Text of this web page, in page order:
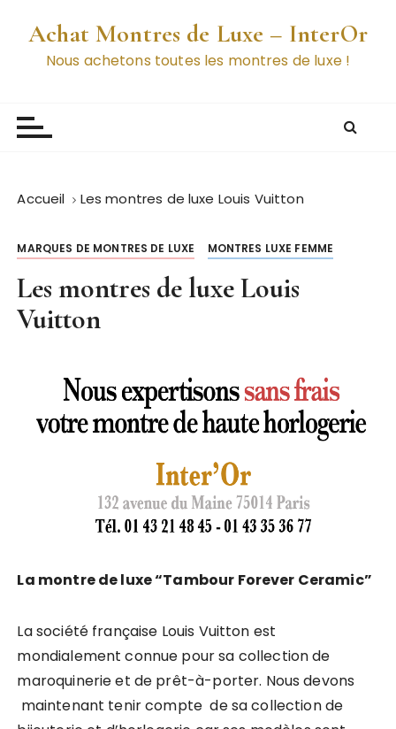
Achat Montres de Luxe – InterOr
Nous achetons toutes les montres de luxe !
Accueil Les montres de luxe Louis Vuitton
MARQUES DE MONTRES DE LUXE MONTRES LUXE FEMME
Les montres de luxe Louis
Vuitton
La montre de luxe “Tambour Forever Ceramic”
La société française Louis Vuitton est
mondialement connue pour sa collection de
maroquinerie et de prêt-à-porter. Nous devons
maintenant tenir compte de sa collection de